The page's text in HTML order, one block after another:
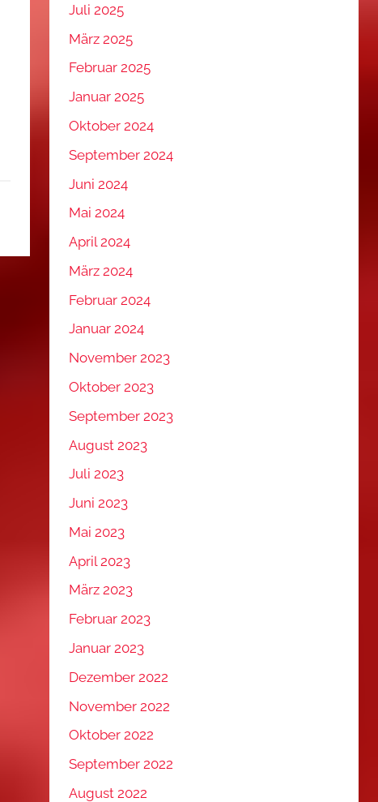
Juli 2025
März 2025
Februar 2025
Januar 2025
Oktober 2024
September 2024
Juni 2024
Mai 2024
April 2024
März 2024
Februar 2024
Januar 2024
November 2023
Oktober 2023
September 2023
August 2023
Juli 2023
Juni 2023
Mai 2023
April 2023
März 2023
Februar 2023
Januar 2023
Dezember 2022
November 2022
Oktober 2022
September 2022
August 2022